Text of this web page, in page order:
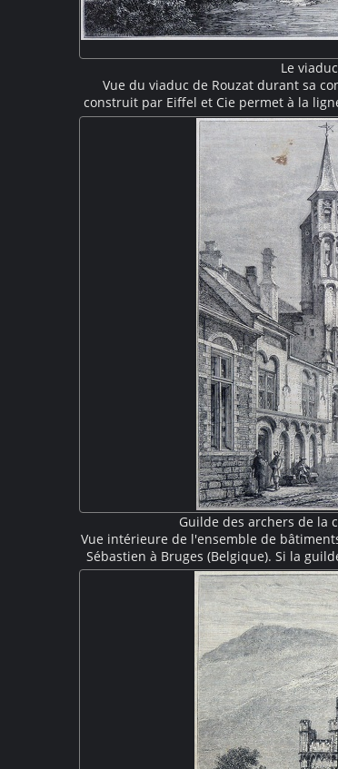
Le
Vue du viaduc de Rouzat durant sa
construit par Eiffel et Cie permet à la
à une hauteur de soixante mètres. Il
piles, ce qui était une innovation pour
pile en cours de montage, une petite
L'ancien pont de pierre sur la Sioule
Guilde des archers de la
Vue intérieure de l'ensemble de
Sébastien à Bruges (Belgique). Si la
sur la gravure datent du XIXe siècle et
dans le style néo-gothique par
élancée est caractéristique